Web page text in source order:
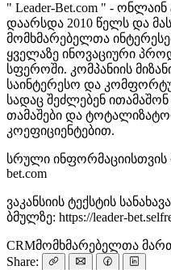
" Leader-Bet.com " -
დაარსდა 2010 წელს და
მომხმარებელთა
ყველაზე ინოვაციური
სფეროში. კომპანიის
საინტერესო და
სადაც შეძლებენ
თამაშები და
კოეფიციენტებით.
სრული ინფორმაციისთვის
bet.com
ვაკანსიის ტექსტის
ბმულზე: https://leader-
CRMმომხმარებელთა
Share: